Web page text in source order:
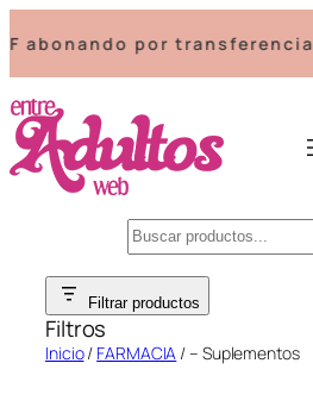
abonando por transferencia
Buscar
Saltar
contenido
Filtrar productos
Filtros
Inicio/ FARMACIA / – Suplementos